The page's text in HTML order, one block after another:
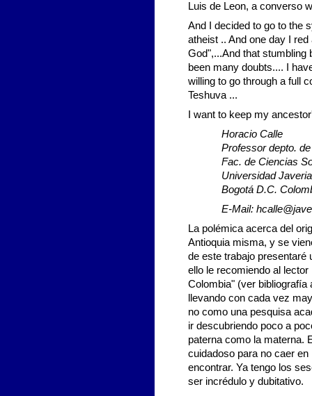
Luis de Leon, a converso
And I decided to go to the
atheist .. And one day I
God",...And that stumbling
been many doubts.... I
willing to go through a full
Teshuva ...
I want to keep my
Horacio Calle
Professor depto.
Fac. de Ciencias
Universidad
Bogotá D.C.
E-Mail:
La polémica acerca del
Antioquia misma, y se
de este trabajo presentaré
ello le recomiendo al
Colombia" (ver
llevando con cada vez
no como una pesquisa
ir descubriendo poco a
paterna como la materna.
cuidadoso para no caer
encontrar. Ya tengo los
ser incrédulo y dubitativo.